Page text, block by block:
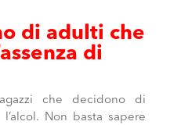
di adulti che
di
che decidono di
Non basta sapere